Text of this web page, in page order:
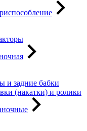
и задние бабки
(накатки) и ролики